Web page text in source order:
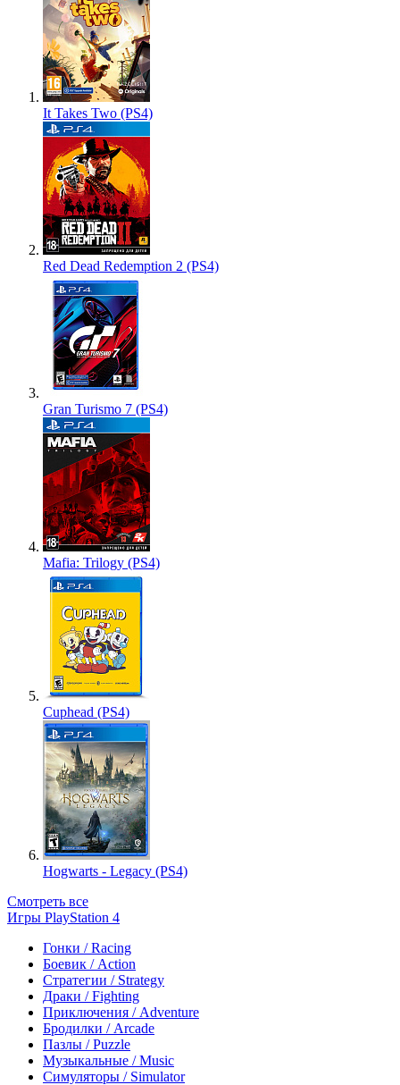
It Takes Two (PS4)
Red Dead Redemption 2 (PS4)
Gran Turismo 7 (PS4)
Mafia: Trilogy (PS4)
Cuphead (PS4)
Hogwarts - Legacy (PS4)
Смотреть все
Игры PlayStation 4
Гонки / Racing
Боевик / Action
Стратегии / Strategy
Драки / Fighting
Приключения / Adventure
Бродилки / Arcade
Пазлы / Puzzle
Музыкальные / Music
Симуляторы / Simulator